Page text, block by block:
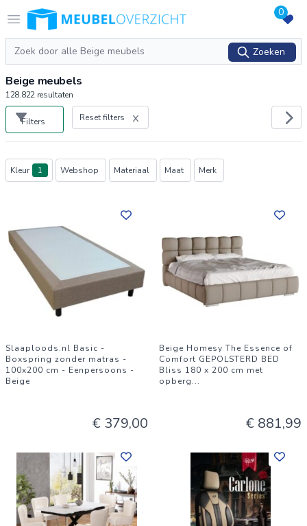
Open menu
Logo Meubeloverzicht.nl 0
Zoeken
Zoeken
Beige meubels
128.822 resultaten
Filters Reset filters
Producten
Kleur 1 Webshop Materiaal Maat Merk
Slaaploods.nl Basic -
Boxspring zonder matras -
100x200 cm - Eenpersoons -
Beige
€ 379,00
Beige Homesy The Essence of
Comfort GEPOLSTERD BED
Bliss 180 x 200 cm met
opberg...
€ 881,99